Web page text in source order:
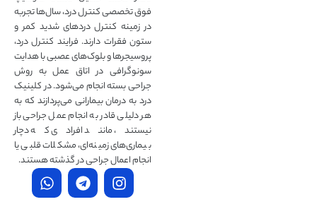
فوق تخصصی کنترل درد، سال‌ها تجربه
در زمینه کنترل دردهای شدید کمر و
ستون فقرات دارند. فرایند کنترل درد،
پروسیجرها و بلوک‌های عصبی با هدایت
سونوگرافی در اتاق عمل به روش
جراحی بسته انجام می‌شود. در کلینیک
درد به درمان‌ بیمارانی می‌پردازند که به
هر دلیلی قادر به انجام عمل جراحی باز
نیستند، مانند افرادی که دچار
بیماری‌های زمینه‌ای، مشکلات قلبی یا
انجام اعمال جراحی در گذشته هستند.